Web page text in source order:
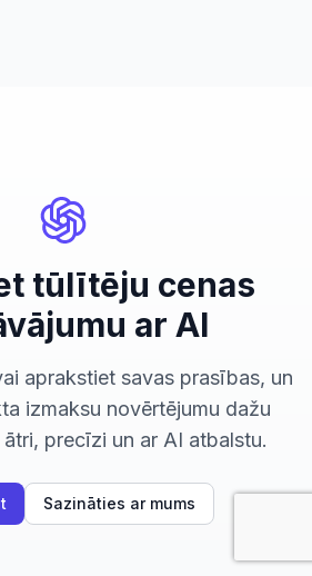
tūlītēju cenas
ar AI
aprakstiet savas prasības, un
izmaksu novērtējumu dažu
precīzi un ar AI atbalstu.
Sazināties ar mums